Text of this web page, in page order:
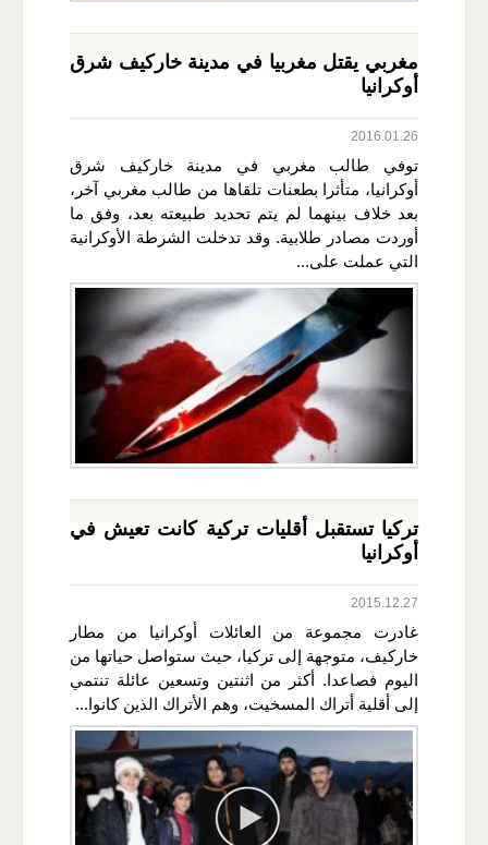
مغربي يقتل مغربيا في مدينة خاركيف شرق
أوكرانيا‎
2016.01.26
توفي طالب مغربي في مدينة خاركيف شرق
أوكرانيا، متأثرا بطعنات تلقاها من طالب مغربي آخر،
بعد خلاف بينهما لم يتم تحديد طبيعته بعد، وفق ما
أوردت مصادر طلابية. وقد تدخلت الشرطة الأوكرانية
التي عملت على...
تركيا تستقبل أقليات تركية كانت تعيش في
أوكرانيا
2015.12.27
غادرت مجموعة من العائلات أوكرانيا من مطار
خاركيف، متوجهة إلى تركيا، حيث ستواصل حياتها من
اليوم فصاعدا. أكثر من اثنتين وتسعين عائلة تنتمي
إلى أقلية أتراك المسخيت، وهم الأتراك الذين كانوا...